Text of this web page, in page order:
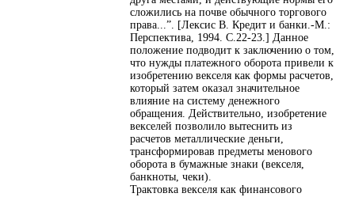
сложились на почве обычного торгового
права...”. [Лексис В. Кредит и банки.-М.:
Перспектива, 1994. С.22-23.] Данное
положение подводит к заключению о том,
что нужды платежного оборота привели к
изобретению векселя как формы расчетов,
который затем оказал значительное
влияние на систему денежного
обращения. Действительно, изобретение
векселей позволило вытеснить из
расчетов металлические деньги,
трансформировав предметы менового
оборота в бумажные знаки (векселя,
банкноты, чеки).
Трактовка векселя как финансового